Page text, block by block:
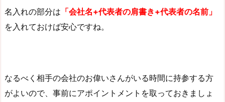
名入れの部分は 「会社名+代表者の肩書き+代表者の名前」
を入れておけば安心ですね。
なるべく相手の会社のお偉いさんがいる時間に持参する方
がよいので、事前にアポイントメントを取っておきましょ